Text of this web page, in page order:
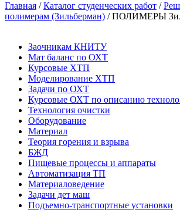
Главная /Каталог студенческих работ /
полимерам (Зильберман) / ПОЛИМЕРЫ
Заочникам КНИТУ
Мат баланс по ОХТ
Курсовые ХТП
Моделирование ХТП
Задачи по ОХТ
Курсовые ОХТ по описанию
Технология очистки
Оборудование
Материал
Теория горения и взрыва
БЖД
Пищевые процессы и аппараты
Автоматизация ТП
Материаловедение
Задачи дет маш
Подъемно-транспортные установки